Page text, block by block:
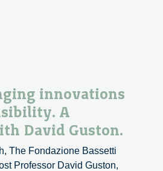
innovations
A
David Guston.
The Fondazione Bassetti
Professor David Guston,